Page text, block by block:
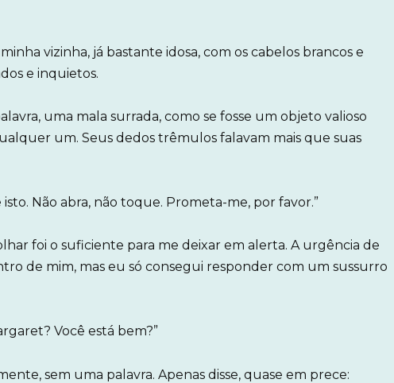
vizinha, já bastante idosa, com os cabelos brancos e
e inquietos.
uma mala surrada, como se fosse um objeto valioso
um. Seus dedos trêmulos falavam mais que suas
Não abra, não toque. Prometa-me, por favor.”
foi o suficiente para me deixar em alerta. A urgência de
de mim, mas eu só consegui responder com um sussurro
Você está bem?”
sem uma palavra. Apenas disse, quase em prece: